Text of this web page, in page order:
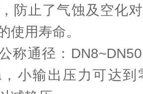
防止了气蚀及空化
使用寿命。
通径：DN8~DN50
小输出压力可达